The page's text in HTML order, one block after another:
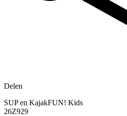
Delen
SUP en KajakFUN! Kids
26Z929